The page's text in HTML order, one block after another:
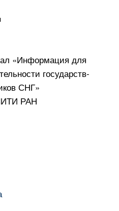
«Информация для
государств-
СНГ»
РАН